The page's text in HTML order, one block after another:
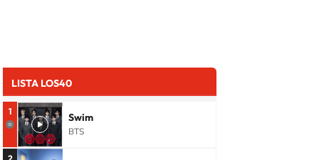
LISTA LOS40
1 Swim
BTS